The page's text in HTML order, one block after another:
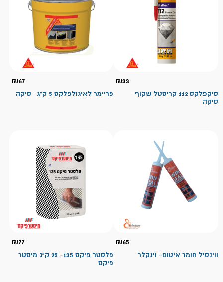
₪33
סיקפלקס 112 קריסטל שקוף-
סיקה
₪67
פריימר לאיגולפלקס 5 ק"ג- סיקה
₪65
ווינסיל חומר איטום- וינקלר
₪77
פלסטר פיקס 135- 25 ק"ג מיסטר
פיקס